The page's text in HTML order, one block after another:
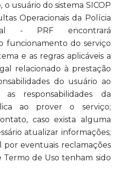
o usuário do sistema SICOP
Operacionais da Polícia
- PRF encontrará
funcionamento do serviço
e as regras aplicáveis a
relacionado à prestação
do usuário ao
responsabilidades da
ao prover o serviço;
caso exista alguma
atualizar informações;
por eventuais reclamações
Termo de Uso tenham sido